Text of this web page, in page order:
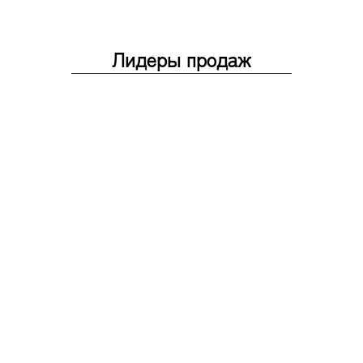
Лидеры продаж